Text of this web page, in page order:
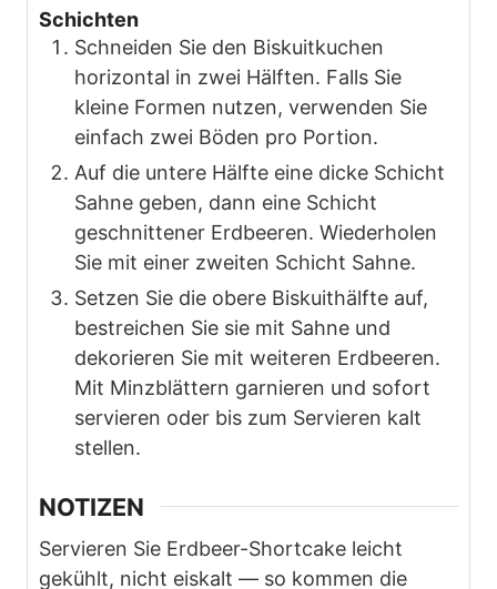
Schichten
Schneiden Sie den Biskuitkuchen
horizontal in zwei Hälften. Falls Sie
kleine Formen nutzen, verwenden Sie
einfach zwei Böden pro Portion.
Auf die untere Hälfte eine dicke Schicht
Sahne geben, dann eine Schicht
geschnittener Erdbeeren. Wiederholen
Sie mit einer zweiten Schicht Sahne.
Setzen Sie die obere Biskuithälfte auf,
bestreichen Sie sie mit Sahne und
dekorieren Sie mit weiteren Erdbeeren.
Mit Minzblättern garnieren und sofort
servieren oder bis zum Servieren kalt
stellen.
NOTIZEN
Servieren Sie Erdbeer-Shortcake leicht
gekühlt, nicht eiskalt — so kommen die